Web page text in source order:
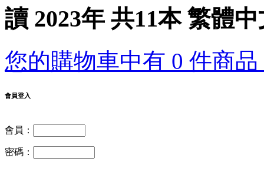
讀 2023年 共11本 繁體
您的購物車中有 0 件商
會員登入
會員：
密碼：